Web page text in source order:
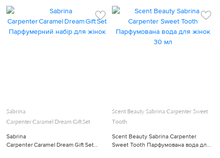
Sabrina
Carpenter Caramel Dream Gift Set
Sabrina
Carpenter Caramel Dream Gift Set
Scent Beauty Sabrina Carpenter Sweet
Tooth
Scent Beauty Sabrina Carpenter
Sweet Tooth Парфумована вода для